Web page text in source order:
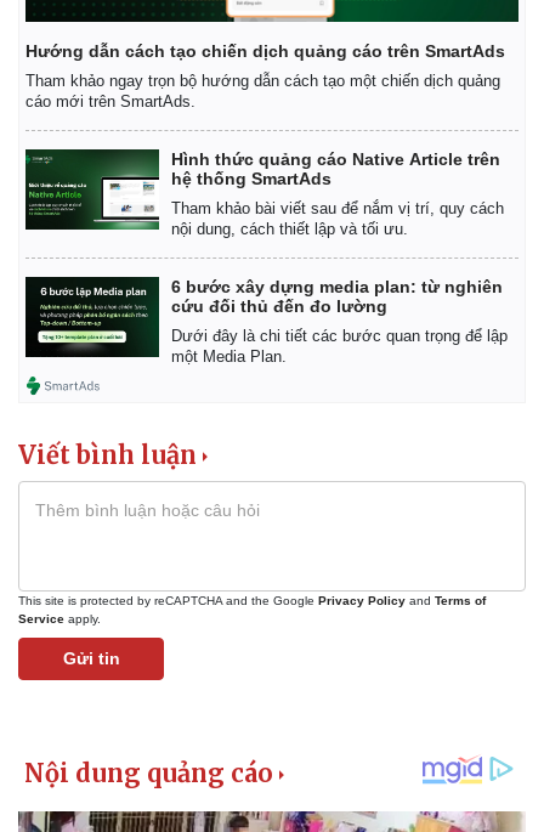
Vụ án
Tin nóng
Tư vấn luật
Quân sự - Quốc phòng
Việt Nam
Phân tích
Hướng dẫn cách tạo chiến dịch quảng cáo trên SmartAds
Tham khảo ngay trọn bộ hướng dẫn cách tạo một chiến dịch quảng
cáo mới trên SmartAds.
Hình thức quảng cáo Native Article trên
hệ thống SmartAds
Tham khảo bài viết sau để nắm vị trí, quy cách
nội dung, cách thiết lập và tối ưu.
6 bước xây dựng media plan: từ nghiên
cứu đối thủ đến đo lường
Dưới đây là chi tiết các bước quan trọng để lập
một Media Plan.
Viết bình luận
This site is protected by reCAPTCHA and the Google Privacy Policy and Terms of
Service apply.
Gửi tin